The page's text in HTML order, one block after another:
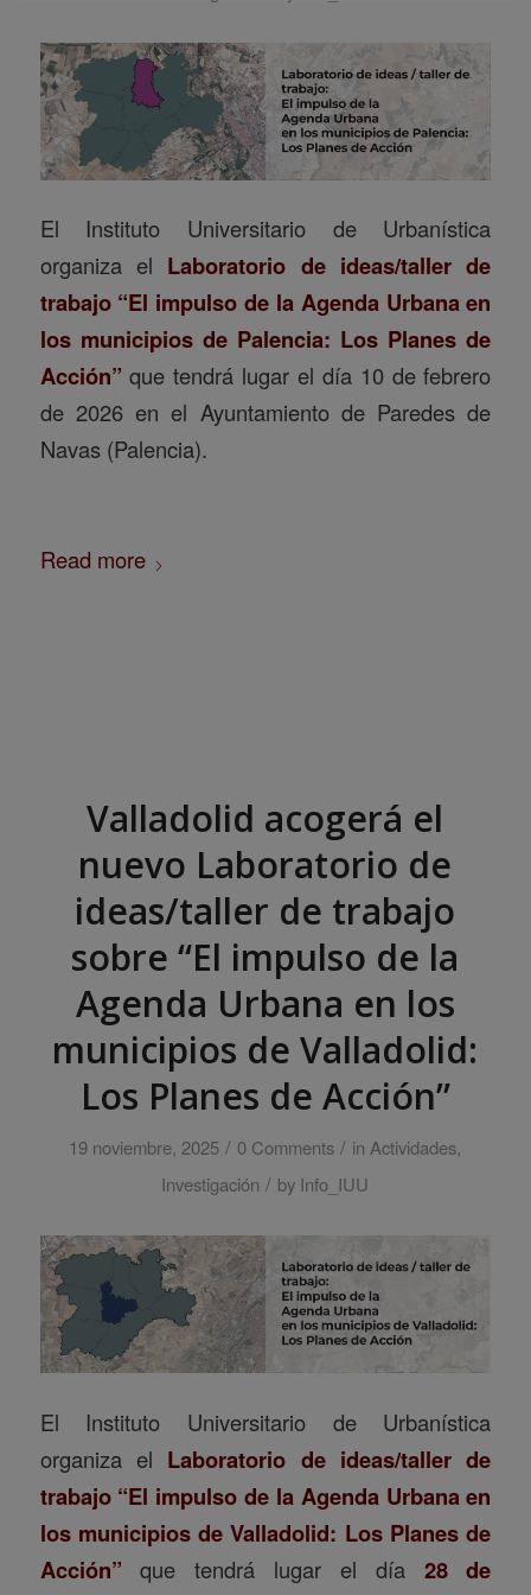
El Instituto Universitario de Urbanística
organiza el Laboratorio de ideas/taller de
trabajo “El impulso de la Agenda Urbana en
los municipios de Palencia: Los Planes de
Acción” que tendrá lugar el día 10 de febrero
de 2026 en el Ayuntamiento de Paredes de
Navas (Palencia).
Read more
Valladolid acogerá el
nuevo Laboratorio de
ideas/taller de trabajo
sobre “El impulso de la
Agenda Urbana en los
municipios de Valladolid:
Los Planes de Acción”
19 noviembre, 2025 / 0 Comments / in Actividades,
Investigación / by Info_IUU
El
Instituto Universitario de Urbanística
organiza el Laboratorio de ideas/taller de
trabajo “El impulso de la Agenda Urbana en
los municipios de Valladolid: Los Planes de
Acción” que tendrá lugar el día28 de